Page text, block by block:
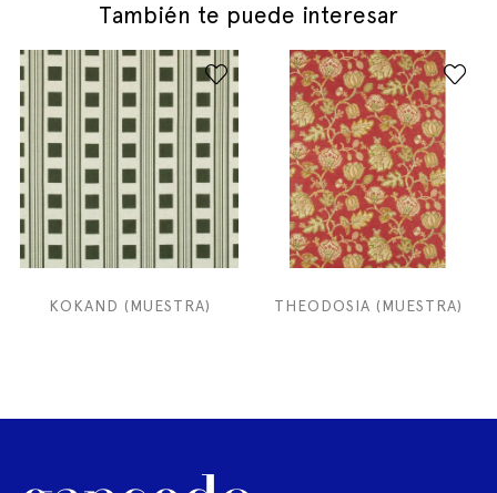
También te puede interesar
KOKAND (MUESTRA) THEODOSIA (MUESTRA)